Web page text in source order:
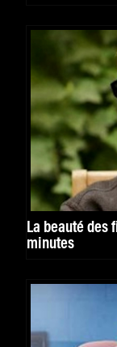
La beauté des
minutes